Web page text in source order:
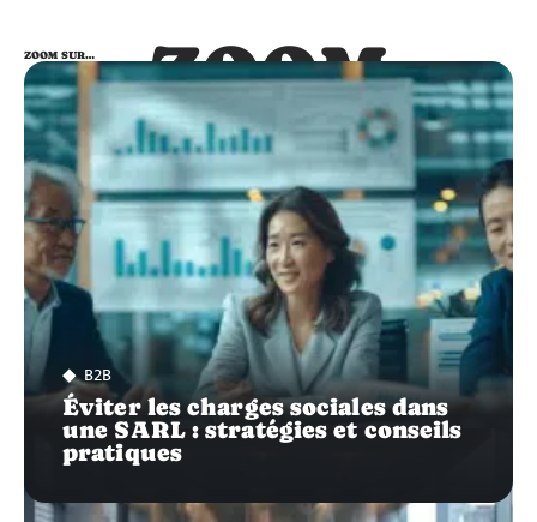
ZOOM
SUR…
ZOOM SUR…
B2B
Éviter les charges sociales dans
une SARL : stratégies et conseils
pratiques